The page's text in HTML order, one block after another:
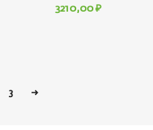
3210,00 ₽
3 →